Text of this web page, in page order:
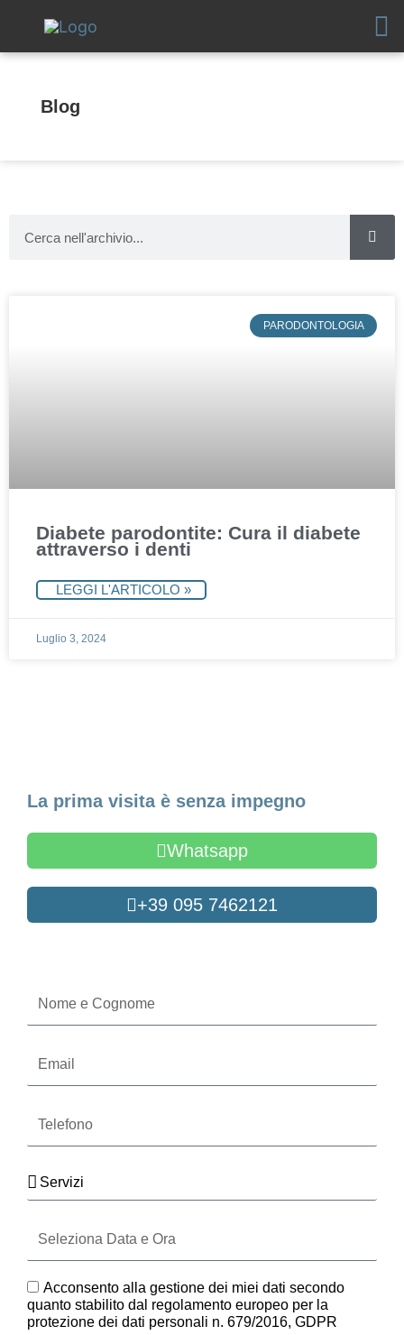
contenuto
Blog
PARODONTOLOGIA
Diabete parodontite: Cura il diabete
attraverso i denti
LEGGI L'ARTICOLO »
Luglio 3, 2024
La prima visita è senza impegno
Whatsapp
+39 095 7462121
Cognome
Servizi
Data
e
GDPR
Acconsento alla gestione dei miei dati secondo
quanto stabilito dal regolamento europeo per la
protezione dei dati personali n. 679/2016, GDPR